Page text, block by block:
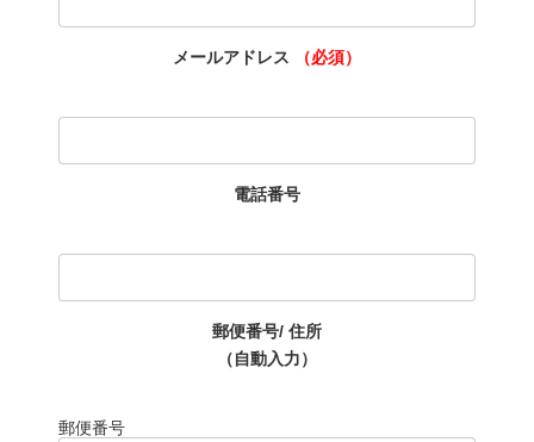
メールアドレス （必須）
電話番号
郵便番号/ 住所
（自動入力）
郵便番号